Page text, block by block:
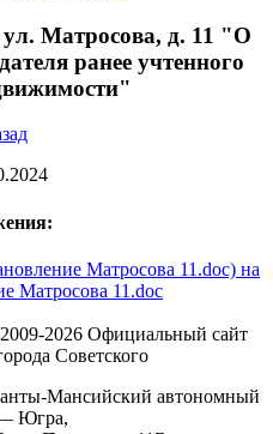
ул. Матросова, д. 11 "О
ранее учтенного
на
Матросова 11.doc
2026 Официальный сайт
Советского
Мансийский автономный
Югра,